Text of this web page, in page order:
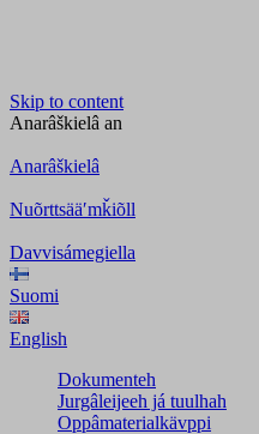
Skip to content
Anarâškielâ an
Anarâškielâ
Nuõrttsääʹmǩiõll
Davvisámegiella
Suomi
English
Dokumenteh
Jurgâleijeeh já tuulhah
Oppâmaterialkävppi